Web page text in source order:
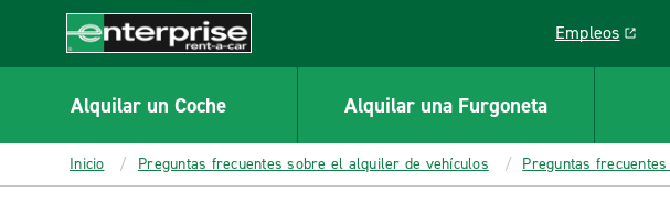
CONTENT
Enterprise
Empleos
Link opens in a
Alquilar un Coche Alquilar una Furgoneta
Inicio Preguntas frecuentes sobre el alquiler de vehículos Preguntas